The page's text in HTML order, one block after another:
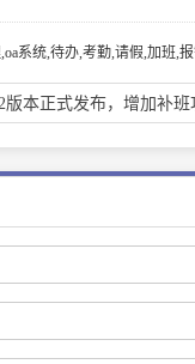
系统,待办,考勤,请假,加班,
版本正式发布，增加补班